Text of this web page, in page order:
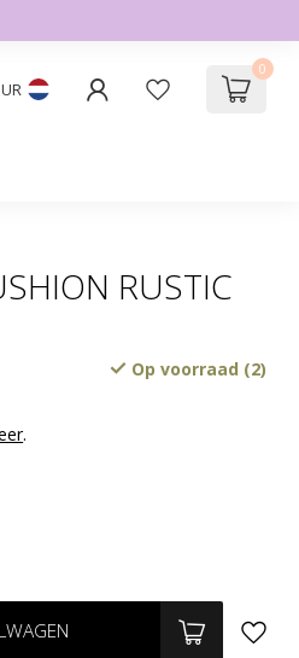
0
RUSTIC
Op voorraad (2)
.